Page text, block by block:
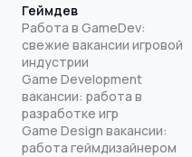
Геймдев
Работа в GameDev:
свежие вакансии игровой
индустрии
Game Development
вакансии: работа в
разработке игр
Game Design вакансии:
работа геймдизайнером